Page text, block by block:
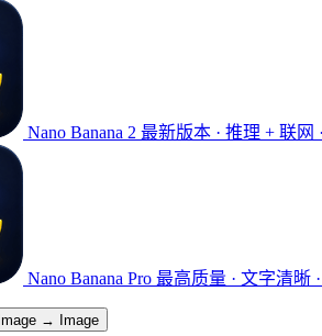
Nano Banana 2 最新版本 · 推理 + 联网
Nano Banana Pro 最高质量 · 文字清晰
Image → Image